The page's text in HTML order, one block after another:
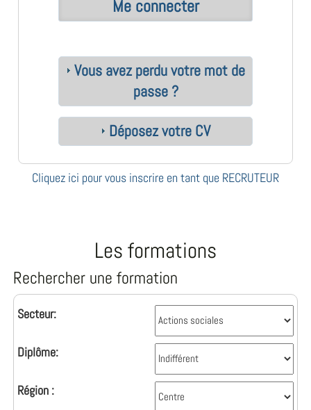
Vous avez perdu votre mot de
passe ?
Déposez votre CV
Cliquez ici pour vous inscrire en tant que RECRUTEUR
Les formations
Rechercher une formation
Secteur:
Diplôme:
Région :